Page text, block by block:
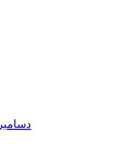
دسامبر 8, 2025